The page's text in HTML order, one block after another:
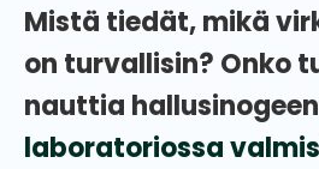
Mistä tiedät, mikä
on turvallisin? Onko
nauttia
laboratoriossa